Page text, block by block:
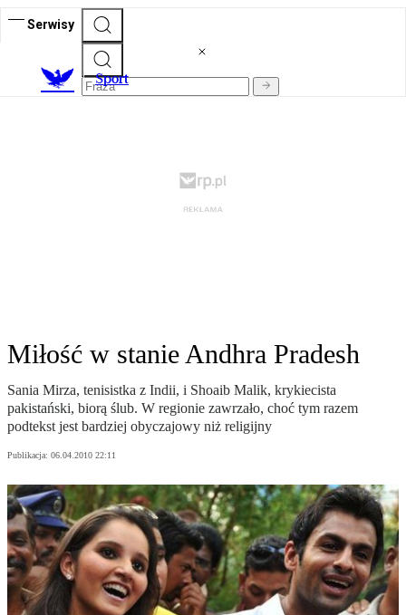
Serwisy
Sport
Miłość w stanie Andhra Pradesh
Sania Mirza, tenisistka z Indii, i Shoaib Malik, krykiecista
pakistański, biorą ślub. W regionie zawrzało, choć tym razem
podtekst jest bardziej obyczajowy niż religijny
Publikacja: 06.04.2010 22:11